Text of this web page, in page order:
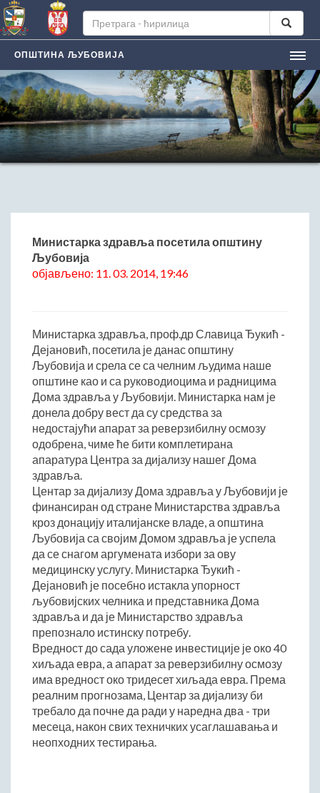
ОПШТИНА ЉУБОВИЈА
НАСЛОВНА
ЉУБОВИЈA
Лична карта града
Историјат
ЛОКАЛНА САМОУПРАВА
Председник општине
Заменик председника
Скупштина општине
Начелник Општинске управе
Састави Управних одбора и сталних радних тела
ПРИВРЕДА
Општи и просторни положај подручја општине
Развој и просторни размештај привреде
Пољопривреда
Шумарство
Индустрија
Грађевинарство
Занатство
Саобраћај и везе
Трговинa
Угоститељство и туризам
Комунална делатност
Јавна предузећа
ДРУШТВО
Образовање
Здравствена заштита
Културни живот
Социјална заштита
Спорт
Министарка здравља посетила општину
Љубовија
објављено: 11. 03. 2014, 19:46
Министарка здравља, проф.др Славица Ђукић -
Дејановић, посетила је данас општину
Љубовија и срела се са челним људима наше
општине као и са руководиоцима и радницима
Дома здравља у Љубовији. Министарка нам је
донела добру вест да су средства за
недостајући апарат за реверзибилну осмозу
одобрена, чиме ће бити комплетирана
апаратура Центра за дијализу нашег Дома
здравља.
Центар за дијализу Дома здравља у Љубовији је
финансиран од стране Министарства здравља
кроз донацију италијанске владе, а општина
Љубовија са својим Домом здравља је успела
да се снагом аргумената избори за ову
медицинску услугу. Министарка Ђукић -
Дејановић је посебно истакла упорност
љубовијских челника и представника Дома
здравља и да је Министарство здравља
препознало истинску потребу.
Вредност до сада уложене инвестиције је око 40
хиљада евра, а апарат за реверзибилну осмозу
има вредност око тридесет хиљада евра. Према
реалним прогнозама, Центар за дијализу би
требало да почне да ради у наредна два - три
месеца, након свих техничких усаглашавања и
неопходних тестирања.